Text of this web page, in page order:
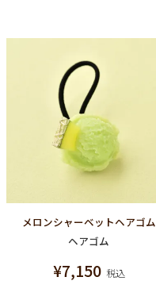
メロンシャーベットヘアゴム
ヘアゴム
¥7,150 税込